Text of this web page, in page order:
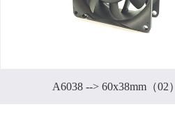
A6038 --> 60x38mm（02）